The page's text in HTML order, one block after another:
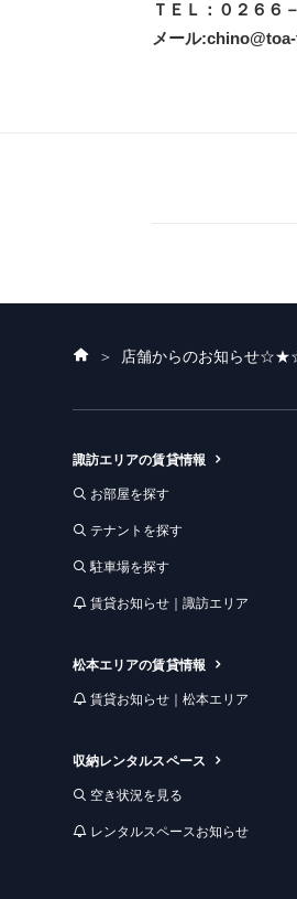
ＴＥＬ：０２６６
メール
ホ
ム
店舗からのお知らせ☆★☆
諏訪エリアの賃貸情報
お部屋を探す
テナントを探す
駐車場を探す
賃貸お知らせ｜諏訪エリア
松本エリアの賃貸情報
賃貸お知らせ｜松本エリア
収納レンタルスペース
空き状況を見る
レンタルスペースお知らせ